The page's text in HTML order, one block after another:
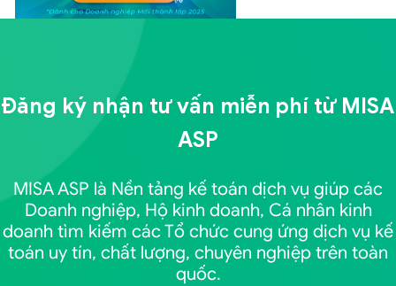
Đăng ký nhận tư vấn miễn phí từ MISA
ASP
MISA ASP là Nền tảng kế toán dịch vụ giúp các
Doanh nghiệp, Hộ kinh doanh, Cá nhân kinh
doanh tìm kiếm các Tổ chức cung ứng dịch vụ kế
toán uy tín, chất lượng, chuyên nghiệp trên toàn
quốc.